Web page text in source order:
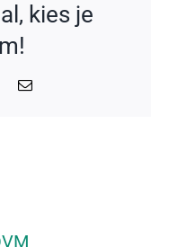
kies je
LinkedIn
E-